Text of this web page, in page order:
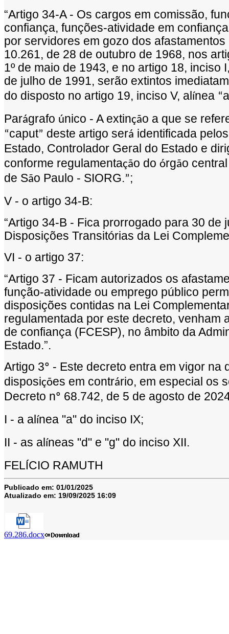
“Artigo 34-A - Os cargos em comissão, fun
confiança, funções-atividade em confianç
por servidores em gozo dos
10.261, de 28 de outubro de 1968, nos
1ºde maio de 1943, e no artigo 18, inciso
de julho de 1991, serão extintos
do disposto no artigo 19, inciso V, al ínea “a
Parágrafo único - A extinção a que se
“caput” deste artigo será identificada
Estado, Controlador Geral do Estado e
conforme regulamentação do órgão
de São Paulo - SIORG.”;
V - o artigo 34-B:
“Artigo 34-B - Fica prorrogado para 30 de
Disposições Transitórias da Lei
VI - o artigo 37:
“Artigo 37 - Ficam autorizados os
função-atividade ou emprego público
disposições contidas na Lei
regulamentada por este decreto, venham
de confiança (FCESP), no âmbito da
Estado.”.
Artigo 3º - Este decreto entra em vigor na
disposições em contrário, em especial os
Decreto nº 68.742, de 5 de agosto de
I - a al ínea "a" do inciso IX;
II - as al íneas "d" e "g" do inciso XII.
FELÍCIO RAMUTH
Publicado em: 01/01/2025
Atualizado em: 19/09/2025 16:09
69.286.docx